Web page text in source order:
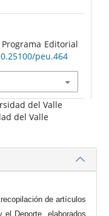
Programa Editorial
peu.464
del Valle
del Valle
de artículos